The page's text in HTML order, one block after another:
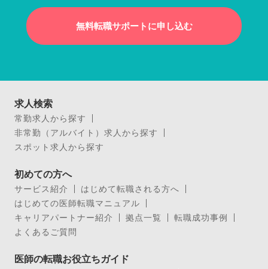
無料転職サポートに申し込む
求人検索
常勤求人から探す
非常勤（アルバイト）求人から探す
スポット求人から探す
初めての方へ
サービス紹介
はじめて転職される方へ
はじめての医師転職マニュアル
キャリアパートナー紹介
拠点一覧
転職成功事例
よくあるご質問
医師の転職お役立ちガイド